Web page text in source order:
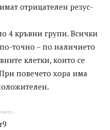
отрицателен резус-
4 кръвни групи. Всички
точно – по наличието
клетки, които се
повечето хора има
-